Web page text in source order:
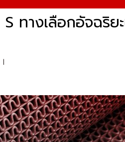
ทางเลือกอัจฉริ
|